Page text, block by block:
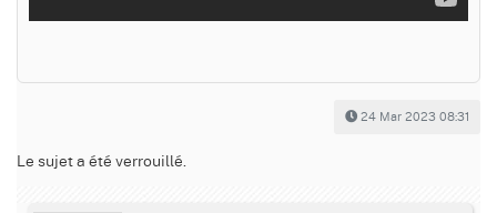
24 Mar 2023 08:31
Le sujet a été verrouillé.